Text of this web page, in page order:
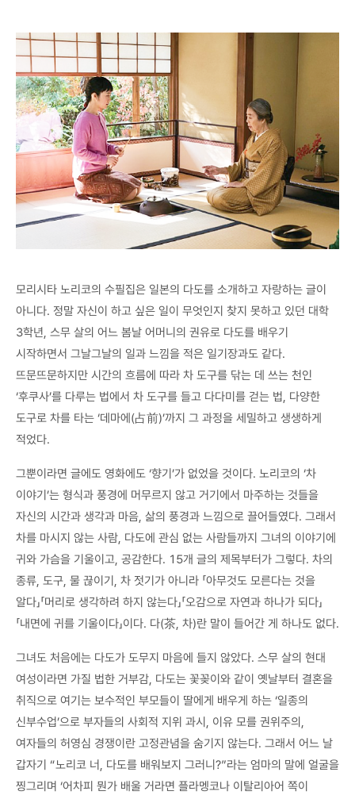
모리시타 노리코의 수필집은 일본의 다도를 소개하고 자랑하는 글이
아니다. 정말 자신이 하고 싶은 일이 무엇인지 찾지 못하고 있던 대학
3학년, 스무 살의 어느 봄날 어머니의 권유로 다도를 배우기
시작하면서 그날그날의 일과 느낌을 적은 일기장과도 같다.
뜨문뜨문하지만 시간의 흐름에 따라 차 도구를 닦는 데 쓰는 천인
‘후쿠사’를 다루는 법에서 차 도구를 들고 다다미를 걷는 법, 다양한
도구로 차를 타는 ‘데마에(占前)’까지 그 과정을 세밀하고 생생하게
적었다.
그뿐이라면 글에도 영화에도 ‘향기’가 없었을 것이다. 노리코의 ‘차
이야기’는 형식과 풍경에 머무르지 않고 거기에서 마주하는 것들을
자신의 시간과 생각과 마음, 삶의 풍경과 느낌으로 끌어들였다. 그래서
차를 마시지 않는 사람, 다도에 관심 없는 사람들까지 그녀의 이야기에
귀와 가슴을 기울이고, 공감한다. 15개 글의 제목부터가 그렇다. 차의
종류, 도구, 물 끊이기, 차 젓기가 아니라 「아무것도 모른다는 것을
알다」「머리로 생각하려 하지 않는다」「오감으로 자연과 하나가 되다」
「내면에 귀를 기울이다」이다. 다(茶, 차)란 말이 들어간 게 하나도 없다.
그녀도 처음에는 다도가 도무지 마음에 들지 않았다. 스무 살의 현대
여성이라면 가질 법한 거부감, 다도는 꽃꽂이와 같이 옛날부터 결혼을
취직으로 여기는 보수적인 부모들이 딸에게 배우게 하는 ‘일종의
신부수업’으로 부자들의 사회적 지위 과시, 이유 모를 권위주의,
여자들의 허영심 경쟁이란 고정관념을 숨기지 않는다. 그래서 어느 날
갑자기 “노리코 너, 다도를 배워보지 그러니?”라는 엄마의 말에 얼굴을
찡그리며 ‘어차피 뭔가 배울 거라면 플라멩코나 이탈리아어 쪽이